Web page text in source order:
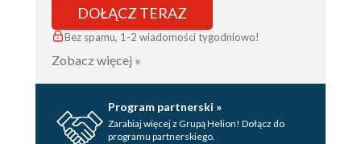
DOŁĄCZ TERAZ
Bez spamu, 1-2 wiadomości tygodniowo!
Zobacz więcej »
Program partnerski »
Zarabiaj więcej z Grupą Helion! Dołącz do
programu partnerskiego.